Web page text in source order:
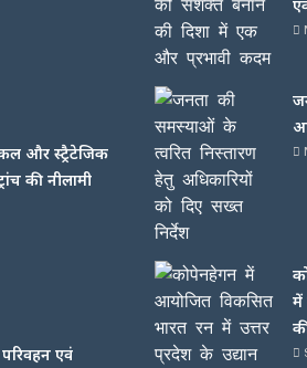
और स्ट्रैटेजिक
की नीलामी
एवं
में